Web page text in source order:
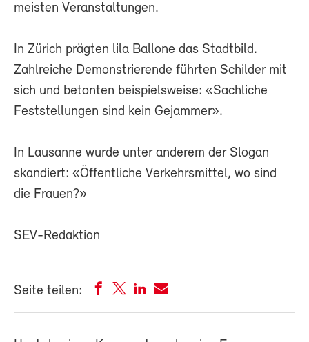
meisten Veranstaltungen.
In Zürich prägten lila Ballone das Stadtbild.
Zahlreiche Demonstrierende führten Schilder mit
sich und betonten beispielsweise: «Sachliche
Feststellungen sind kein Gejammer».
In Lausanne wurde unter anderem der Slogan
skandiert: «Öffentliche Verkehrsmittel, wo sind
die Frauen?»
SEV-Redaktion
Seite teilen: